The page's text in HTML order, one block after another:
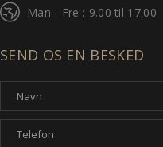
Man - Fre : 9.00 til 17.00
SEND OS EN BESKED